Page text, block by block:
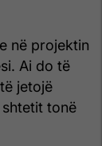
në projektin
Ai do të
jetojë
tonë